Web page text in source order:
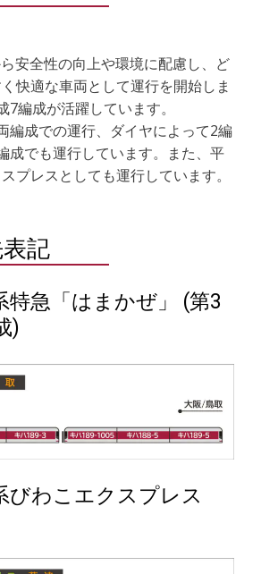
安全性の向上や環境に配慮し、ど
快適な車両として運行を開始しま
7編成が活躍しています。
編成での運行、ダイヤによって2編
成でも運行しています。また、平
プレスとしても運行しています。
記
特急「はまかぜ」 (第3
)
びわこエクスプレス